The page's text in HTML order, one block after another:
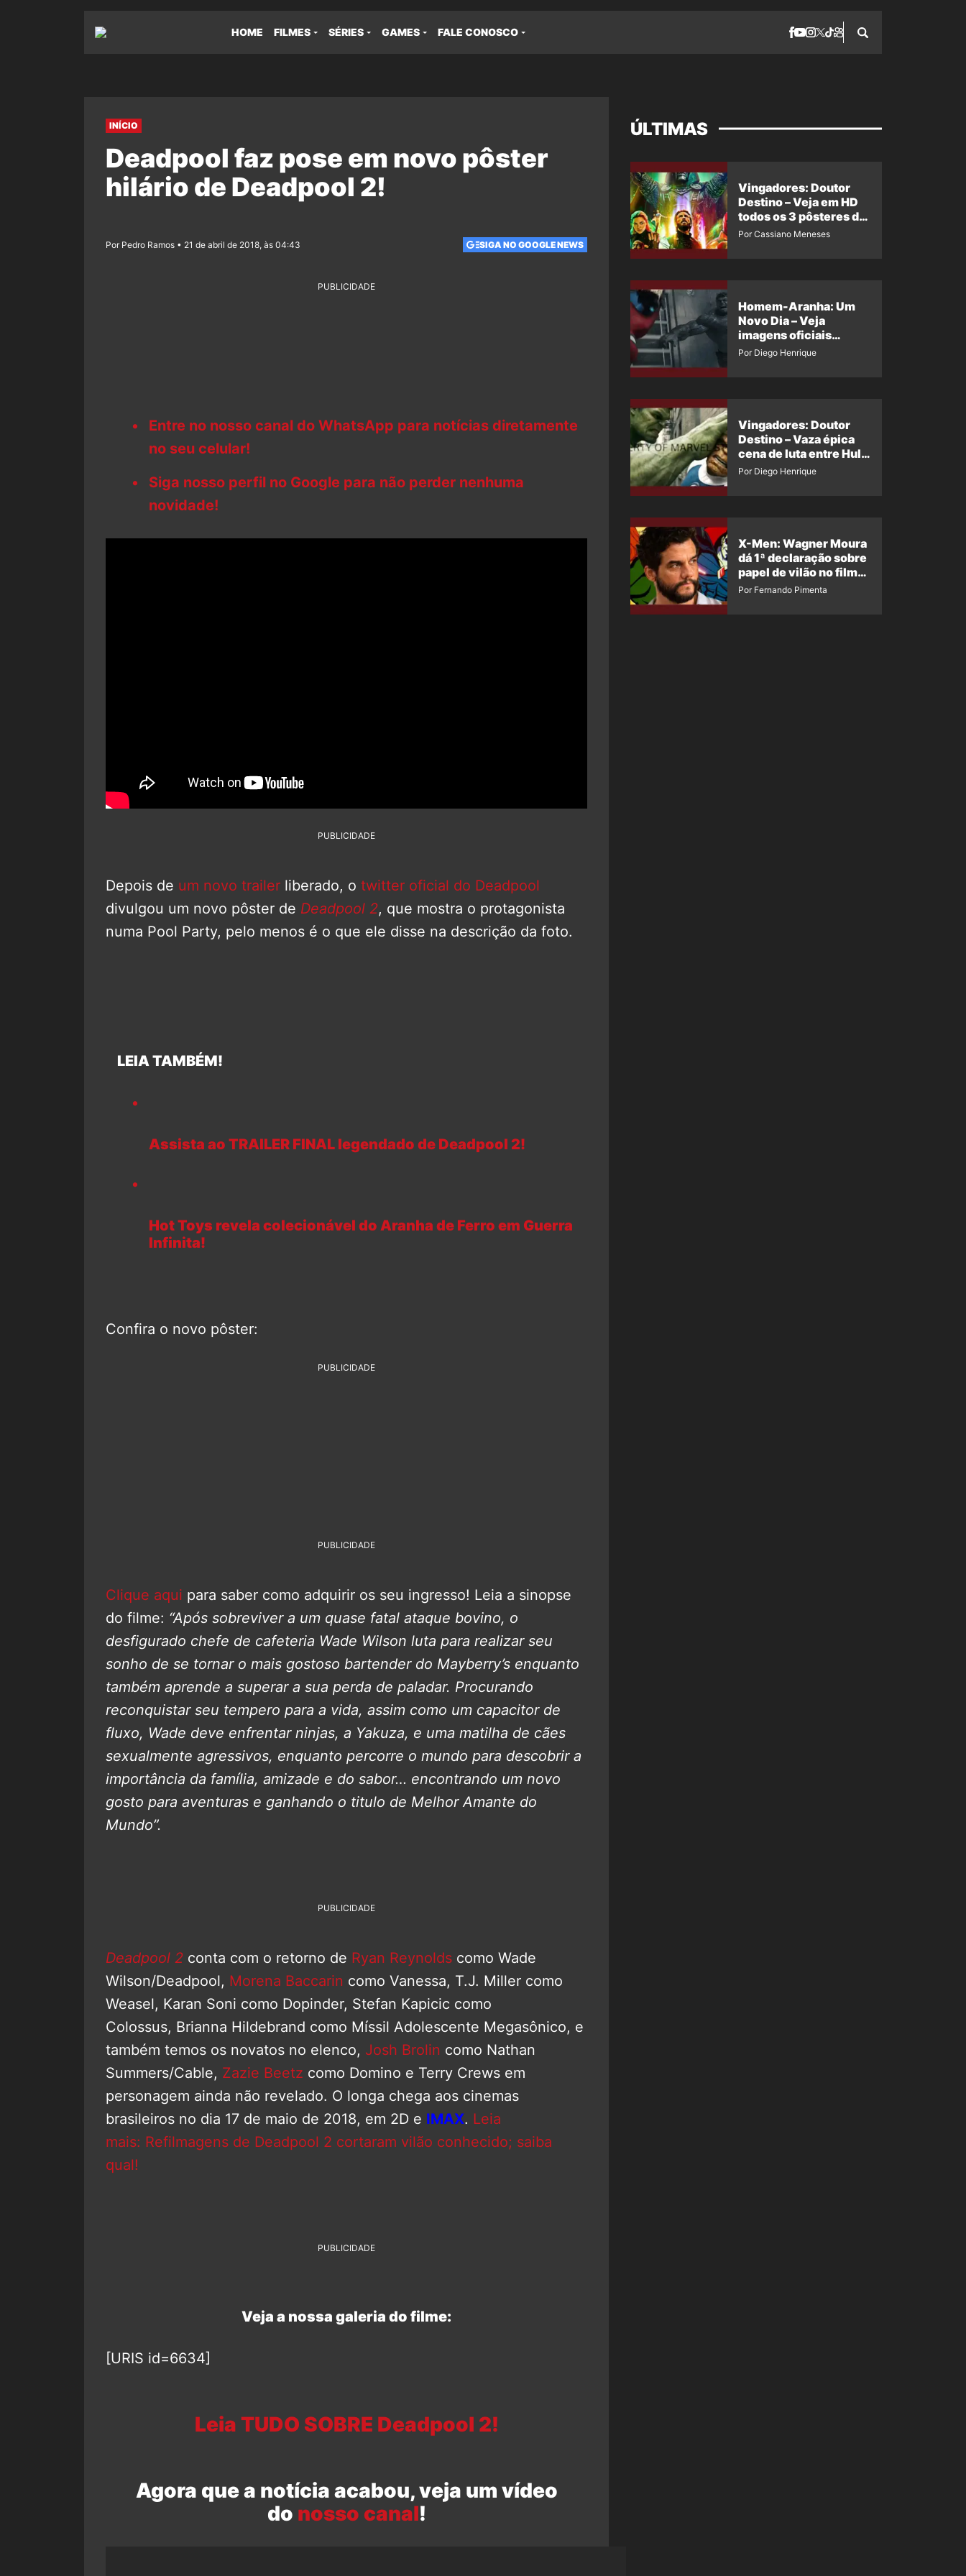
HOME FILMES SÉRIES GAMES FALE CONOSCO
INÍCIO
Deadpool faz pose em novo pôster
hilário de Deadpool 2!
Por Pedro Ramos • 21 de abril de 2018, às 04:43 SIGA NO GOOGLE NEWS
PUBLICIDADE
Entre no nosso canal do WhatsApp para notícias diretamente
no seu celular!
Siga nosso perfil no Google para não perder nenhuma
novidade!
PUBLICIDADE
Depois de um novo trailer liberado, o twitter oficial do Deadpool
divulgou um novo pôster de Deadpool 2, que mostra o protagonista
numa Pool Party, pelo menos é o que ele disse na descrição da foto.
LEIA TAMBÉM!
Assista ao TRAILER FINAL legendado de Deadpool 2!
Hot Toys revela colecionável do Aranha de Ferro em Guerra
Infinita!
Confira o novo pôster:
PUBLICIDADE
PUBLICIDADE
Clique aqui para saber como adquirir os seu ingresso! Leia a sinopse
do filme: “Após sobreviver a um quase fatal ataque bovino, o
desfigurado chefe de cafeteria Wade Wilson luta para realizar seu
sonho de se tornar o mais gostoso bartender do Mayberry’s enquanto
também aprende a superar a sua perda de paladar. Procurando
reconquistar seu tempero para a vida, assim como um capacitor de
fluxo, Wade deve enfrentar ninjas, a Yakuza, e uma matilha de cães
sexualmente agressivos, enquanto percorre o mundo para descobrir a
importância da família, amizade e do sabor… encontrando um novo
gosto para aventuras e ganhando o titulo de Melhor Amante do
Mundo”.
PUBLICIDADE
Deadpool 2 conta com o retorno de Ryan Reynolds como Wade
Wilson/Deadpool, Morena Baccarin como Vanessa, T.J. Miller como
Weasel, Karan Soni como Dopinder, Stefan Kapicic como
Colossus, Brianna Hildebrand como Míssil Adolescente Megasônico, e
também temos os novatos no elenco, Josh Brolin como Nathan
Summers/Cable, Zazie Beetz como Domino e Terry Crews em
personagem ainda não revelado. O longa chega aos cinemas
brasileiros no dia 17 de maio de 2018, em 2D e IMAX. Leia
mais: Refilmagens de Deadpool 2 cortaram vilão conhecido; saiba
qual!
PUBLICIDADE
Veja a nossa galeria do filme:
[URIS id=6634]
Leia TUDO SOBRE Deadpool 2!
Agora que a notícia acabou, veja um vídeo
do nosso canal!
ÚLTIMAS
Vingadores: Doutor
Destino – Veja em HD
todos os 3 pôsteres de
‘Doomsday’ + 1 imagem
Por Cassiano Meneses
Homem-Aranha: Um
Novo Dia – Veja
imagens oficiais
descartadas do Hulk
Por Diego Henrique
Vingadores: Doutor
Destino – Vaza épica
cena de luta entre Hulk
e o Coisa
Por Diego Henrique
X-Men: Wagner Moura
dá 1ª declaração sobre
papel de vilão no filme
da Marvel
Por Fernando Pimenta